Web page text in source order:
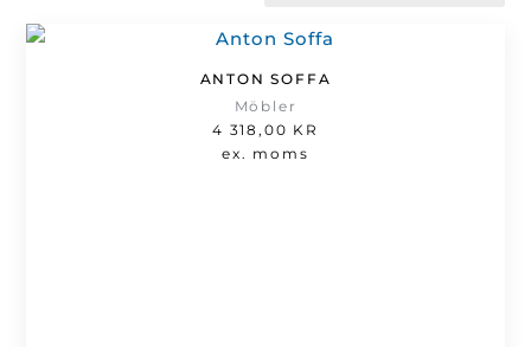
senaste
ANTON SOFFA
Möbler
4 318,00 KR
ex. moms